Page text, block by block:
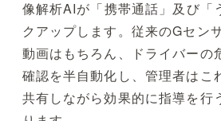
像解析AIが「携帯通話」及び「
クアップします。従来のGセン
動画はもちろん、ドライバーの
確認を半自動化し、管理者はこ
共有しながら効果的に指導を行